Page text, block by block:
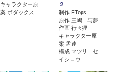
キャラクター原
案 ボダックス
２
制作 FTops
原作 三嶋 与夢
作画 行々狸
キャラクター原
案 孟達
構成 マツリ セ
イシロウ